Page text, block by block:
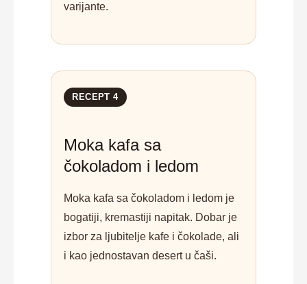
varijante.
RECEPT 4
Moka kafa sa
čokoladom i ledom
Moka kafa sa čokoladom i ledom je
bogatiji, kremastiji napitak. Dobar je
izbor za ljubitelje kafe i čokolade, ali
i kao jednostavan desert u čaši.